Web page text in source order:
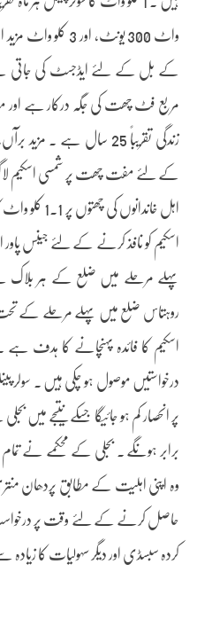
واٹ 300 یونٹ، اور
مربع فٹ چھت کی جگہ درکار ہے اور
زندگی تقریباً 25 سال ہے
کے لئے مفت چھت پر شمسی اسکیم
اہل
اسکیم کو نافذ کرنے کے لئے جینس پاور
پہلے مرحلے میں ضلع کے ہر بلاک
اسکیم کا فائدہ پہنچانے کا
درخواستیں موصول ہو چکی ہیں ۔ سولر
پر انحصار کم ہو جائیگا جسکے نتیجے
برابر ہونگے ۔ بجلی کے محکمے نے
وہ اپنی اہلیت کے مطابق پردھان
حاصل کرنے کے لئے وقت پر
کردہ سبسڈی اور دیگر سہولیات کا زیادہ